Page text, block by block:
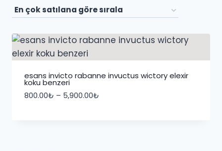
esans invicto rabanne invuctus wictory elexir
koku benzeri
800.00₺ – 5,900.00₺Fiyat